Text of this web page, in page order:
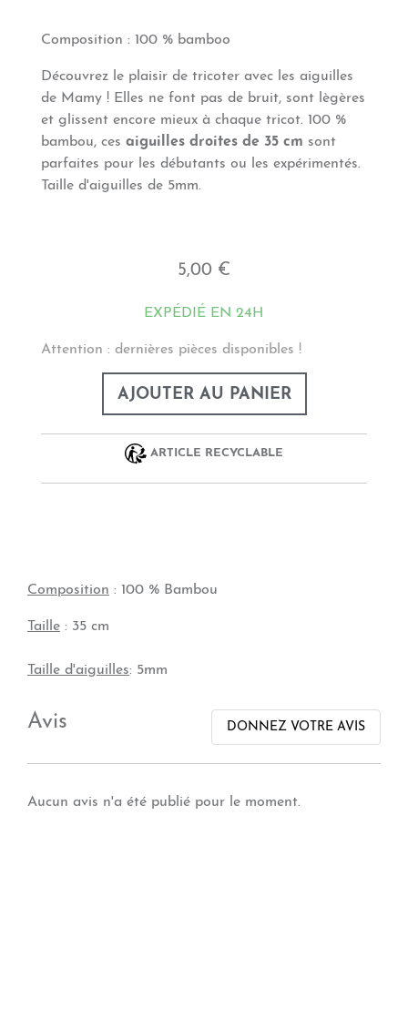
Composition : 100 % bamboo
Découvrez le plaisir de tricoter avec les aiguilles
de Mamy ! Elles ne font pas de bruit, sont lègères
et glissent encore mieux à chaque tricot. 100 %
bambou, ces aiguilles droites de 35 cm sont
parfaites pour les débutants ou les expérimentés.
Taille d'aiguilles de 5mm.
5,00 €
EXPÉDIÉ EN 24H
Attention : dernières pièces disponibles !
AJOUTER AU PANIER
ARTICLE RECYCLABLE
Composition : 100 % Bambou
Taille : 35 cm
Taille d'aiguilles: 5mm
Avis DONNEZ VOTRE AVIS
Aucun avis n'a été publié pour le moment.